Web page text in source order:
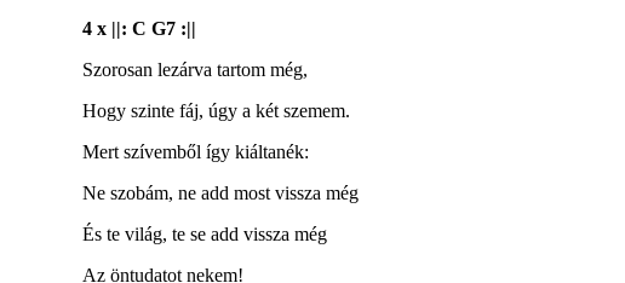
4 x ||: C G7 :||
Szorosan lezárva tartom még,
Hogy szinte fáj, úgy a két szemem.
Mert szívemből így kiáltanék:
Ne szobám, ne add most vissza még
És te világ, te se add vissza még
Az öntudatot nekem!